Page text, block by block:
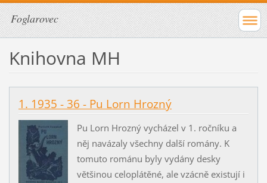
Foglarovec
Knihovna MH
1. 1935 - 36 - Pu Lorn Hrozný
Pu Lorn Hrozný vycházel v 1. ročníku a
něj navázaly všechny další romány. K
tomuto románu byly vydány desky
většinou celoplátěné, ale vzácně existují i